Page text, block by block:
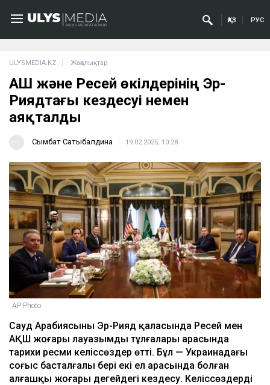
ҚАЗ РУС
ULYSMEDIA.KZ Жаңалықтар
АҚШ және Ресей өкілдерінің Эр-
Риядтағы кездесуі немен
аяқталды
Сымбат Сатыбалдина 19.02.2025, 10:28
AP Photo
Сауд Арабиясының Эр-Рияд қаласында Ресей мен
АҚШ жоғары лауазымды тұлғалары арасында
тарихи ресми келіссөздер өтті. Бұл — Украинадағы
соғыс басталғалы бері екі ел арасында болған
алғашқы жоғары деңгейдегі кездесу. Келіссөздердің